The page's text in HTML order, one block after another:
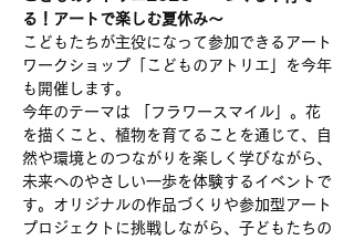
る！アートで楽しむ夏休み～
こどもたちが主役になって参加できるアート
ワークショップ「こどものアトリエ」を今年
も開催します。
今年のテーマは 「フラワースマイル」。花
を描くこと、植物を育てることを通じて、自
然や環境とのつながりを楽しく学びながら、
未来へのやさしい一歩を体験するイベントで
す。オリジナルの作品づくりや参加型アート
プロジェクトに挑戦しながら、子どもたちの